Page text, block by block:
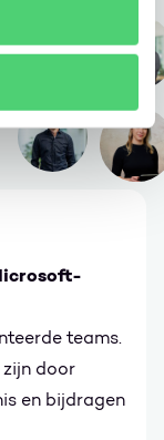
teams.
zijn door
en bijdragen